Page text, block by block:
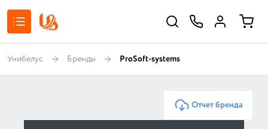
Унибелус Бренды ProSoft-systems
Отчет бренда